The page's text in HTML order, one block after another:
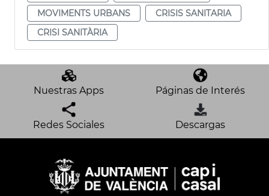
MOVIMENTS URBANS
CRISIS SANITARIA
CRISI SANITÀRIA
Nuestras Apps Páginas de Interés
Redes Sociales Descargas